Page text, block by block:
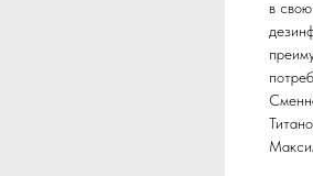
в